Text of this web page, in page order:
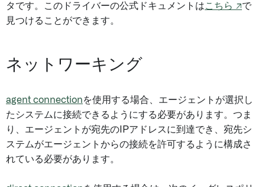
タです。このドライバーの公式ドキュメントはこちら ↗で
見つけることができます。
ネットワーキング
agent connectionを使用する場合、エージェントが選択し
たシステムに接続できるようにする必要があります。つま
り、エージェントが宛先のIPアドレスに到達でき、宛先シ
ステムがエージェントからの接続を許可するように構成さ
れている必要があります。